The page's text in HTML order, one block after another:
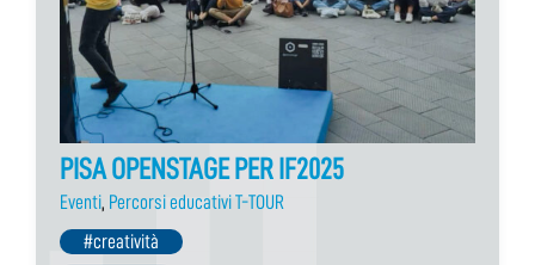
PISA OPENSTAGE PER IF2025
Eventi, Percorsi educativi T-TOUR
#creatività